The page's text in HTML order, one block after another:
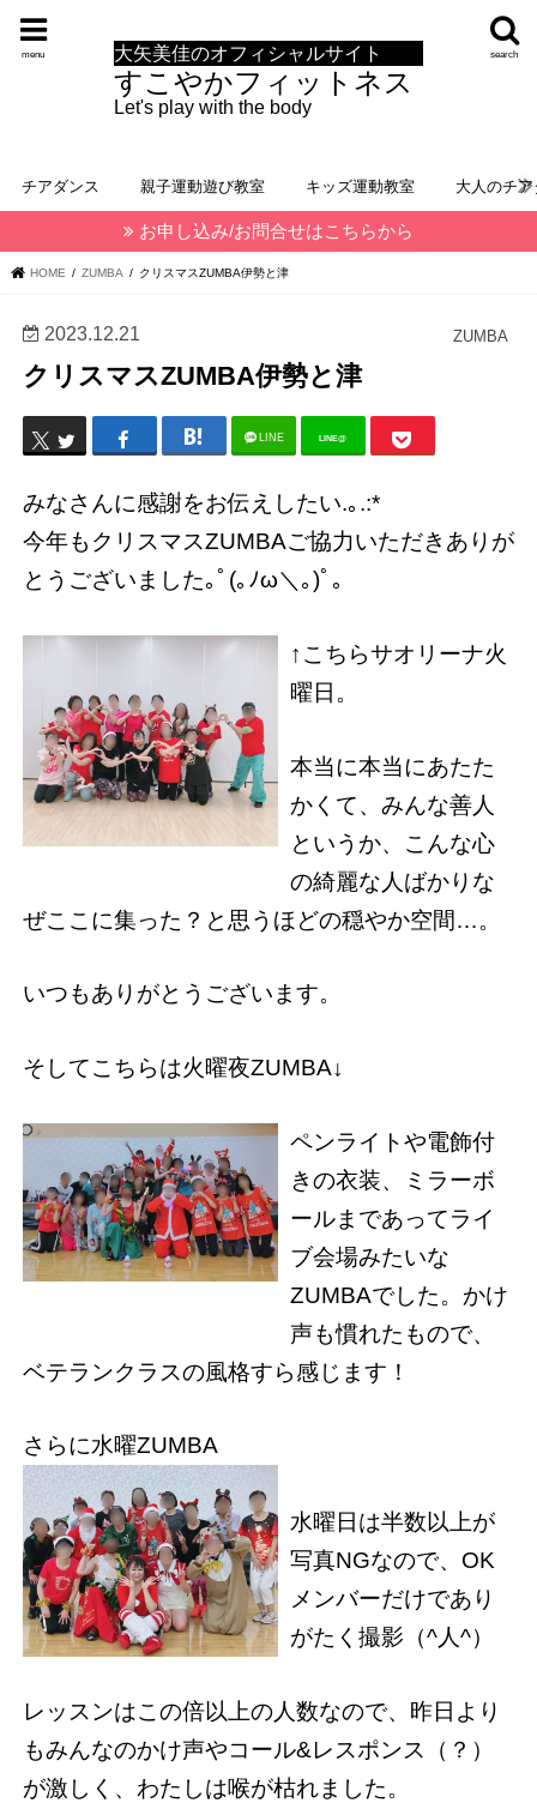
大矢美佳のオフィシャルサイト
すこやかフィットネス
Let's play with the body
search
menu
チアダンス 親子運動遊び教室 キッズ運動教室 大人のチ
お申し込み/お問合せはこちらから
HOME ZUMBA クリスマスZUMBA伊勢と津
ZUMBA
2023.12.21
クリスマスZUMBA伊勢と津
LINE LINE@
みなさんに感謝をお伝えしたい.｡.:*
今年もクリスマスZUMBAご協力いただきありが
とうございました｡ﾟ(｡ﾉω＼｡)ﾟ｡
↑こちらサオリーナ火
曜日。
本当に本当にあたた
かくて、みんな善人
というか、こんな心
の綺麗な人ばかりな
ぜここに集った？と思うほどの穏やか空間…。
いつもありがとうございます。
そしてこちらは火曜夜ZUMBA↓
ペンライトや電飾付
きの衣装、ミラーボ
ールまであってライ
ブ会場みたいな
ZUMBAでした。かけ
声も慣れたもので、
ベテランクラスの風格すら感じます！
さらに水曜ZUMBA
水曜日は半数以上が
写真NGなので、OK
メンバーだけであり
がたく撮影（^人^）
レッスンはこの倍以上の人数なので、昨日より
もみんなのかけ声やコール&レスポンス（？）
が激しく、わたしは喉が枯れました。